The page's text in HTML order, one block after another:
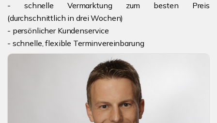
- schnelle Vermarktung zum besten Preis
(durchschnittlich in drei Wochen)
- persönlicher Kundenservice
- schnelle, flexible Terminvereinbarung